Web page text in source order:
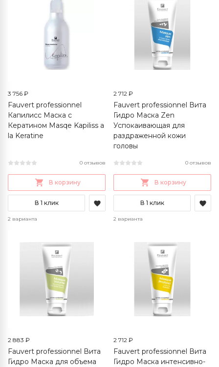
3 756 ₽
Fauvert professionnel
Капилиcс Маска с
Кератином Masqe Kapiliss a
la Keratine
0 отзывов
В корзину
В 1 клик
2 варианта
2 712 ₽
Fauvert professionnel Вита
Гидро Маска Zen
Успокаивающая для
раздраженной кожи
головы
0 отзывов
В корзину
В 1 клик
2 варианта
2 883 ₽
Fauvert professionnel Вита
Гидро Маска для объема
2 712 ₽
Fauvert professionnel Вита
Гидро Маска интенсивно-